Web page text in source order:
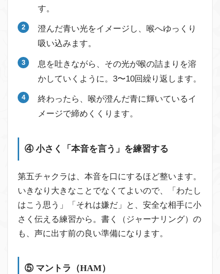
す。
澄んだ青い光をイメージし、喉へゆっくり
吸い込みます。
息を吐きながら、その光が喉の詰まりを溶
かしていくように。3〜10回繰り返します。
終わったら、喉が澄んだ青に輝いているイ
メージで締めくくります。
④ 小さく「本音を言う」を練習する
第五チャクラは、本音を口にするほど整います。
いきなり大きなことでなくてよいので、「わたし
はこう思う」「それは嫌だ」と、安全な相手に小
さく伝える練習から。書く（ジャーナリング）の
も、声に出す前の良い準備になります。
⑤ マントラ（HAM）